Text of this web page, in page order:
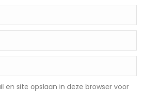
en site opslaan in deze browser voor